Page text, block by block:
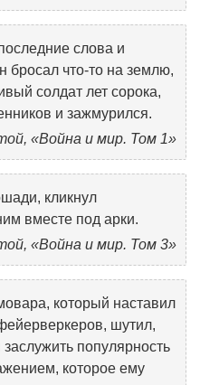
слова и
бросал что-то на землю,
солдат лет сорока,
и зажмурился.
«Война и мир. Том 1»
кликнул
вместе под арки.
«Война и мир. Том 3»
который наставил
шутил,
популярность
которое ему